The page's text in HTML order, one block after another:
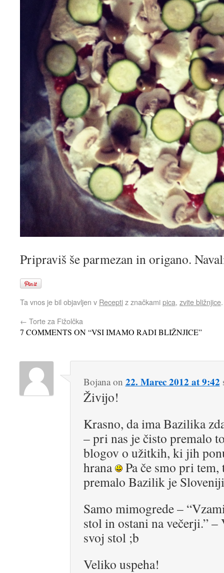
Pripraviš še parmezan in origano.
Ta vnos je bil objavljen v Receptiz značkamipica, zvite bližnjice
← Torte za Fižolčka
7 COMMENTS ON “VSI IMAMO RADI BLIŽNJICE”
Bojanaon 22. Marec 2012 at 9:42
Živijo!
Krasno, da ima Bazilika
– pri nas je čisto premalo
blogov o užitkih, ki jih
hrana Pa če smo pri tem,
premalo Bazilik je
Samo mimogrede –
stol in ostani na večerji.”
svoj stol ;b
Veliko uspeha!